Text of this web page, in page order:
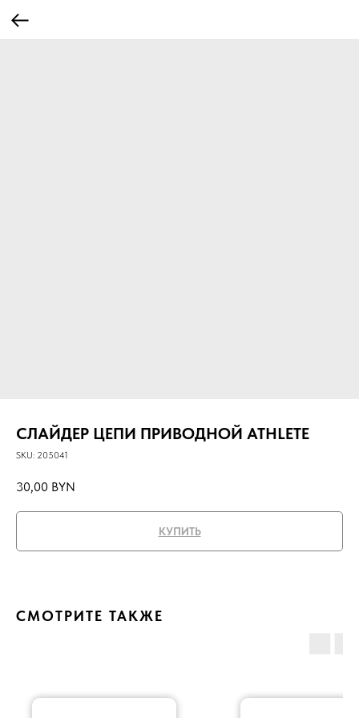
СЛАЙДЕР ЦЕПИ ПРИВОДНОЙ ATHLETE
SKU: 205041
30,00 BYN
КУПИТЬ
СМОТРИТЕ ТАКЖЕ